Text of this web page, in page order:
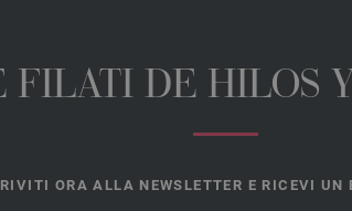
DE HILOS
ORA ALLA NEWSLETTER E RICEVI UN